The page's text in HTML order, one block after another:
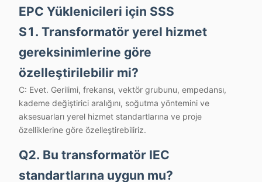
EPC Yüklenicileri için SSS
S1. Transformatör yerel hizmet
gereksinimlerine göre
özelleştirilebilir mi?
C: Evet. Gerilimi, frekansı, vektör grubunu, empedansı,
kademe değiştirici aralığını, soğutma yöntemini ve
aksesuarları yerel hizmet standartlarına ve proje
özelliklerine göre özelleştirebiliriz.
Q2. Bu transformatör IEC
standartlarına uygun mu?